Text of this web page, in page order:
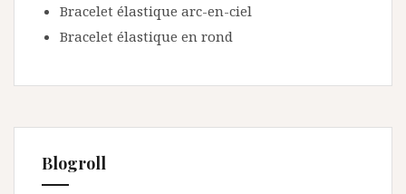
s
r
Bracelet élastique arc-en-ciel
Bracelet élastique en rond
Blogroll